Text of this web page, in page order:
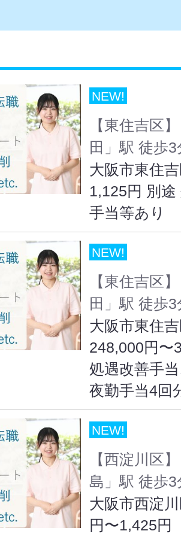
NEW!
【東住吉区
田」駅 徒歩
大阪市東住
1,125円 別
手当等あり
NEW!
【東住吉区
田」駅 徒歩
大阪市東住
248,000円〜
処遇改善手
夜勤手当4回
NEW!
【西淀川区
島」駅 徒歩
大阪市西淀
円〜1,425円